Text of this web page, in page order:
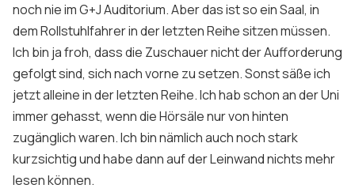
noch nie im G+J Auditorium. Aber das ist so ein Saal, in
dem Rollstuhlfahrer in der letzten Reihe sitzen müssen.
Ich bin ja froh, dass die Zuschauer nicht der Aufforderung
gefolgt sind, sich nach vorne zu setzen. Sonst säße ich
jetzt alleine in der letzten Reihe. Ich hab schon an der Uni
immer gehasst, wenn die Hörsäle nur von hinten
zugänglich waren. Ich bin nämlich auch noch stark
kurzsichtig und habe dann auf der Leinwand nichts mehr
lesen können.